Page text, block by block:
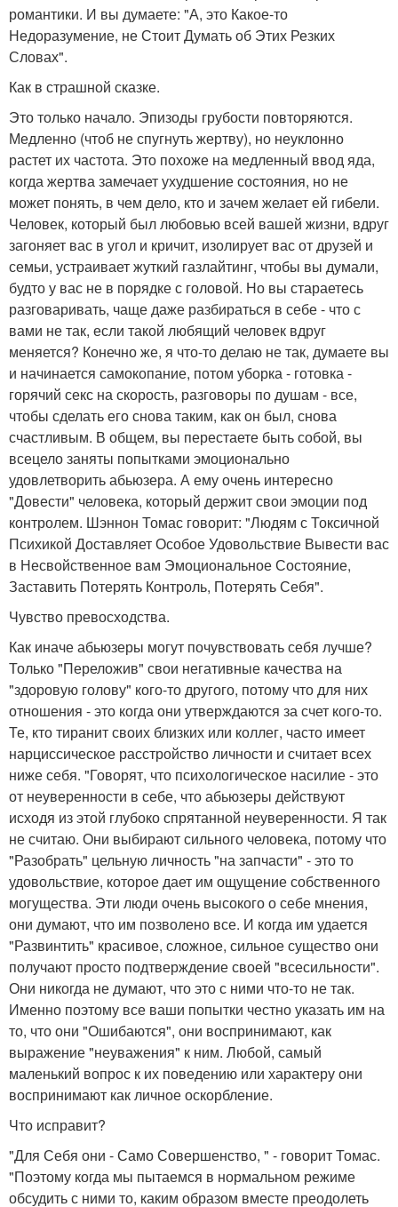
романтики. И вы думаете: "А, это Какое-то
Недоразумение, не Стоит Думать об Этих Резких
Словах".
Как в страшной сказке.
Это только начало. Эпизоды грубости повторяются.
Медленно (чтоб не спугнуть жертву), но неуклонно
растет их частота. Это похоже на медленный ввод яда,
когда жертва замечает ухудшение состояния, но не
может понять, в чем дело, кто и зачем желает ей гибели.
Человек, который был любовью всей вашей жизни, вдруг
загоняет вас в угол и кричит, изолирует вас от друзей и
семьи, устраивает жуткий газлайтинг, чтобы вы думали,
будто у вас не в порядке с головой. Но вы стараетесь
разговаривать, чаще даже разбираться в себе - что с
вами не так, если такой любящий человек вдруг
меняется? Конечно же, я что-то делаю не так, думаете вы
и начинается самокопание, потом уборка - готовка -
горячий секс на скорость, разговоры по душам - все,
чтобы сделать его снова таким, как он был, снова
счастливым. В общем, вы перестаете быть собой, вы
всецело заняты попытками эмоционально
удовлетворить абьюзера. А ему очень интересно
"Довести" человека, который держит свои эмоции под
контролем. Шэннон Томас говорит: "Людям с Токсичной
Психикой Доставляет Особое Удовольствие Вывести вас
в Несвойственное вам Эмоциональное Состояние,
Заставить Потерять Контроль, Потерять Себя".
Чувство превосходства.
Как иначе абьюзеры могут почувствовать себя лучше?
Только "Переложив" свои негативные качества на
"здоровую голову" кого-то другого, потому что для них
отношения - это когда они утверждаются за счет кого-то.
Те, кто тиранит своих близких или коллег, часто имеет
нарциссическое расстройство личности и считает всех
ниже себя. "Говорят, что психологическое насилие - это
от неуверенности в себе, что абьюзеры действуют
исходя из этой глубоко спрятанной неуверенности. Я так
не считаю. Они выбирают сильного человека, потому что
"Разобрать" цельную личность "на запчасти" - это то
удовольствие, которое дает им ощущение собственного
могущества. Эти люди очень высокого о себе мнения,
они думают, что им позволено все. И когда им удается
"Развинтить" красивое, сложное, сильное существо они
получают просто подтверждение своей "всесильности".
Они никогда не думают, что это с ними что-то не так.
Именно поэтому все ваши попытки честно указать им на
то, что они "Ошибаются", они воспринимают, как
выражение "неуважения" к ним. Любой, самый
маленький вопрос к их поведению или характеру они
воспринимают как личное оскорбление.
Что исправит?
"Для Себя они - Само Совершенство, " - говорит Томас.
"Поэтому когда мы пытаемся в нормальном режиме
обсудить с ними то, каким образом вместе преодолеть